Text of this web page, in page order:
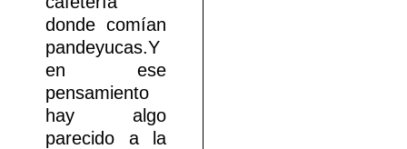
donde comían
pandeyucas.Y
en ese
pensamiento
hay algo
parecido a la